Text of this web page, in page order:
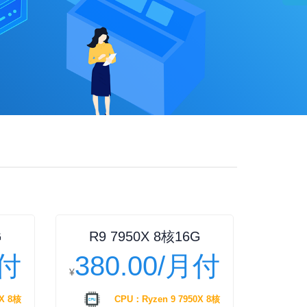
8核
R9 7950X 8核16G
¥380.00/月付
CPU：Ryzen 9 7950X 8核